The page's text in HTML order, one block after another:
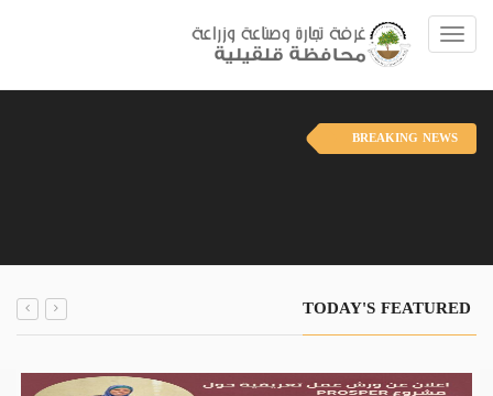
Toggle navigation
BREAKING NEWS
TODAY'S FEATURED